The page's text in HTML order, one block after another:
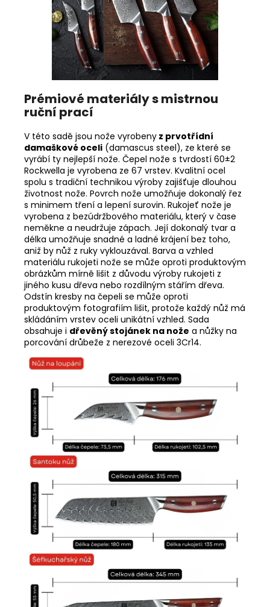
Prémiové materiály s mistrnou
ruční prací
V této sadě jsou nože vyrobeny z prvotřídní
damaškové oceli (damascus steel), ze které se
vyrábí ty nejlepší nože. Čepel nože s tvrdostí 60±2
Rockwella je vyrobena ze 67 vrstev. Kvalitní ocel
spolu s tradiční technikou výroby zajišťuje dlouhou
životnost nože. Povrch nože umožňuje dokonalý řez
s minimem tření a lepení surovin. Rukojeť nože je
vyrobena z bezúdržbového materiálu, který v čase
neměkne a neudržuje zápach. Její dokonalý tvar a
délka umožňuje snadné a ladné krájení bez toho,
aniž by nůž z ruky vyklouzával. Barva a vzhled
materiálu rukojeti nože se může oproti produktovým
obrázkům mírně lišit z důvodu výroby rukojeti z
jiného kusu dřeva nebo rozdílným stářím dřeva.
Odstín kresby na čepeli se může oproti
produktovým fotografiím lišit, protože každý nůž má
skládáním vrstev oceli unikátní vzhled. Sada
obsahuje i dřevěný stojánek na nože a nůžky na
porcování drůbeže z nerezové oceli 3Cr14.